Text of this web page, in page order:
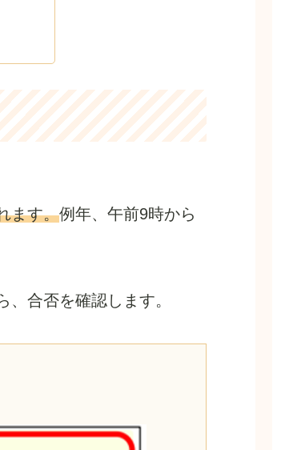
ます。例年、午前9時から
合否を確認します。